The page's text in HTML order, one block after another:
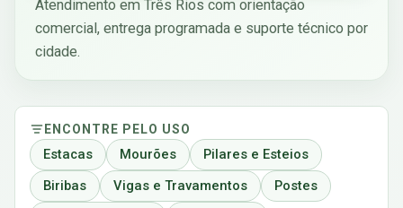
Atendimento em Três Rios com orientação
comercial, entrega programada e suporte técnico por
cidade.
ENCONTRE PELO USO
Estacas Mourões
Pilares e Esteios
Biribas
Vigas e Travamentos
Postes